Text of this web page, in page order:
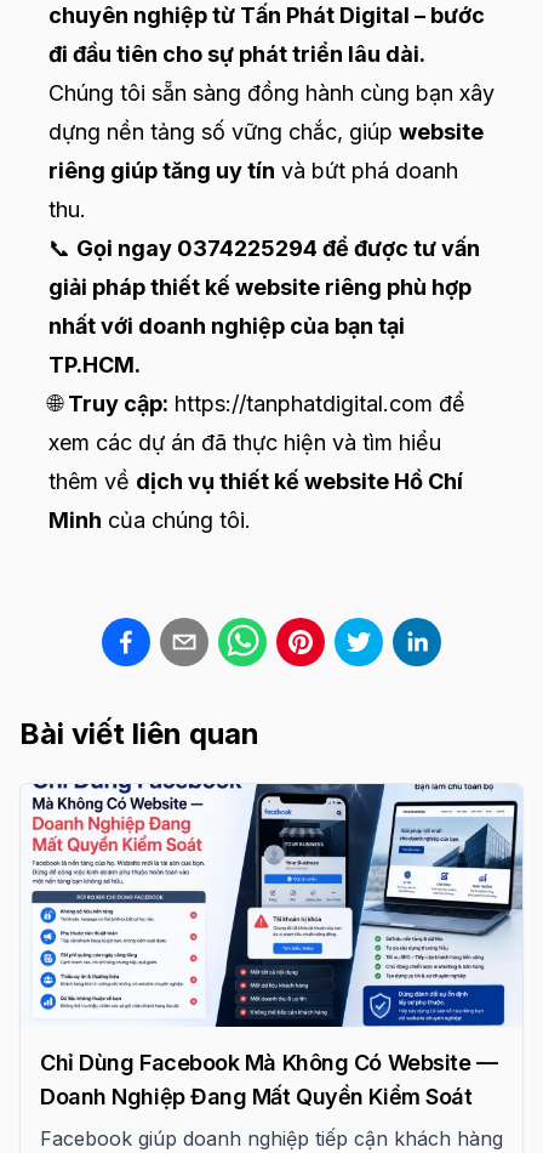
chuyên nghiệp từ Tấn Phát Digital – bước
đi đầu tiên cho sự phát triển lâu dài.
Chúng tôi sẵn sàng đồng hành cùng bạn xây
dựng nền tảng số vững chắc, giúp website
riêng giúp tăng uy tín và bứt phá doanh
thu.
📞 Gọi ngay 0374225294 để được tư vấn
giải pháp thiết kế website riêng phù hợp
nhất với doanh nghiệp của bạn tại
TP.HCM.
🌐Truy cập: https://tanphatdigital.com để
xem các dự án đã thực hiện và tìm hiểu
thêm về dịch vụ thiết kế website Hồ Chí
Minh của chúng tôi.
Bài viết liên quan
Chỉ Dùng Facebook Mà Không Có Website —
Doanh Nghiệp Đang Mất Quyền Kiểm Soát
Facebook giúp doanh nghiệp tiếp cận khách hàng